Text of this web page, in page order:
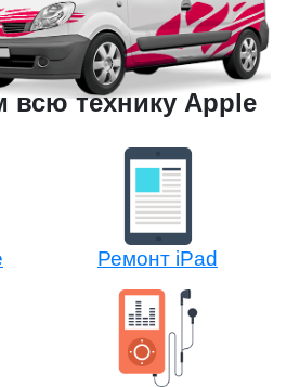
всю технику Apple
Ремонт iPad